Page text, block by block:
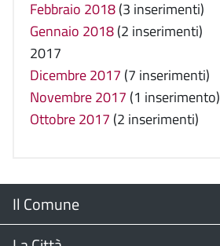
Febbraio 2018(3 inserimenti)
Gennaio 2018(2 inserimenti)
2017
Dicembre 2017 (7 inserimenti)
Novembre 2017 (1 inserimento)
Ottobre 2017 (2 inserimenti)
Menu
Il Comune